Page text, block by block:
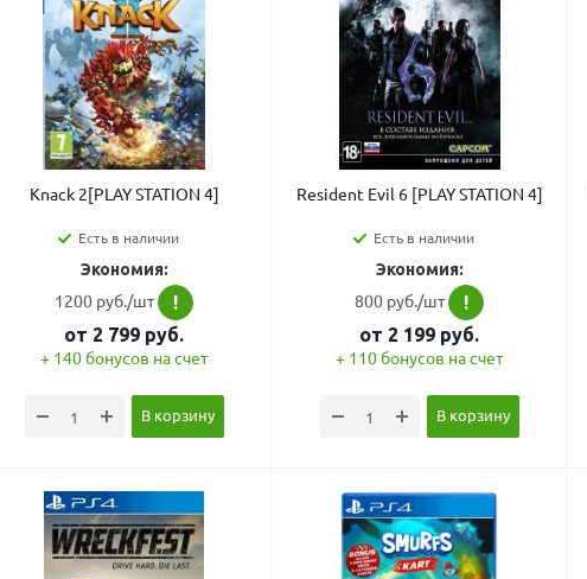
Knack 2[PLAY STATION 4]
Есть в наличии
Экономия:
1200 руб./шт
!
от 2 799 руб.
+ 140 бонусов на счет
В корзину
Resident Evil 6 [PLAY STATION 4]
Есть в наличии
Экономия:
800 руб./шт
!
от 2 199 руб.
+ 110 бонусов на счет
В корзину